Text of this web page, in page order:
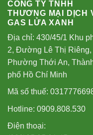
CÔNG TY TNHH
THƯƠNG MẠI DỊCH
GAS LỬA XANH
Địa chỉ: 430/45/1 Khu
2, Đường Lê Thị Riêng,
Phường Thới An,
phố Hồ Chí Minh
Mã số thuế:
Hotline: 0909.808.530
Điện thoại: